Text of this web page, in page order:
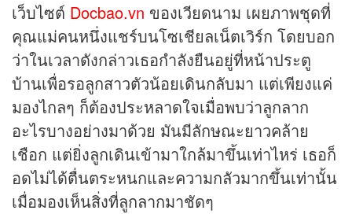
เว็บไซต์ Docbao.vn ของเวียดนาม เผยภาพชุดที่
คุณแม่คนหนึ่งแชร์บนโซเชียลเน็ตเวิร์ก โดยบอก
ว่าในเวลาดังกล่าวเธอกำลังยืนอยู่ที่หน้าประตู
บ้านเพื่อรอลูกสาวตัวน้อยเดินกลับมา แต่เพียงแค่
มองไกลๆ ก็ต้องประหลาดใจเมื่อพบว่าลูกลาก
อะไรบางอย่างมาด้วย มันมีลักษณะยาวคล้าย
เชือก แต่ยิ่งลูกเดินเข้ามาใกล้มาขึ้นเท่าไหร่ เธอก็
อดไม่ได้ตื่นตระหนกและความกลัวมากขึ้นเท่านั้น
เมื่อมองเห็นสิ่งที่ลูกลากมาชัดๆ